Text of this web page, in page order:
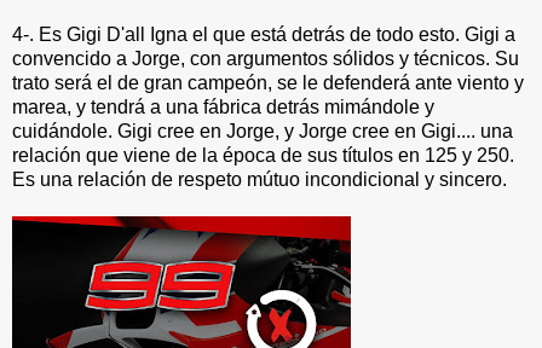
4-. Es Gigi D'all Igna el que está detrás de todo esto. Gigi a
convencido a Jorge, con argumentos sólidos y técnicos. Su
trato será el de gran campeón, se le defenderá ante viento y
marea, y tendrá a una fábrica detrás mimándole y
cuidándole. Gigi cree en Jorge, y Jorge cree en Gigi.... una
relación que viene de la época de sus títulos en 125 y 250.
Es una relación de respeto mútuo incondicional y sincero.